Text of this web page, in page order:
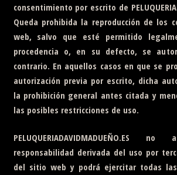
consentimiento por escrito de
Queda prohibida la reproducción de los
web, salvo que esté permitido
procedencia o, en su defecto, se
contrario. En aquellos casos en que se
autorización previa por escrito, dicha
la prohibición general antes citada y
las posibles restricciones de uso.
PELUQUERIADAVIDMADUEÑO.ES no
responsabilidad derivada del uso por
del sitio web y podrá ejercitar todas